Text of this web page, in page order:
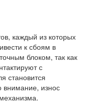
каждый из которых
к сбоям в
блоком, так как
с
становится
внимание, износ